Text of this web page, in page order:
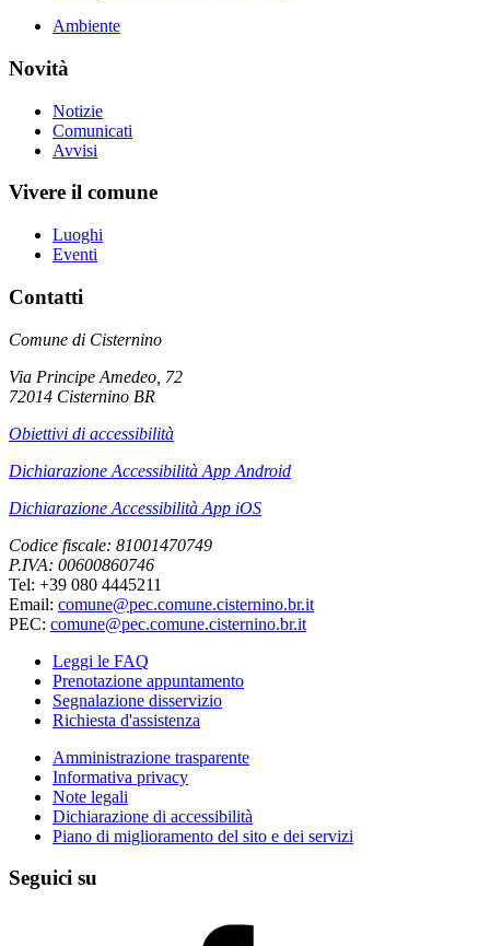
Ambiente
Novità
Notizie
Comunicati
Avvisi
Vivere il comune
Luoghi
Eventi
Contatti
Comune di Cisternino
Via Principe Amedeo, 72
72014 Cisternino BR
Obiettivi di accessibilità
Dichiarazione Accessibilità App Android
Dichiarazione Accessibilità App iOS
Codice fiscale: 81001470749
P.IVA: 00600860746
Tel: +39 080 4445211
Email: comune@pec.comune.cisternino.br.it
PEC: comune@pec.comune.cisternino.br.it
Leggi le FAQ
Prenotazione appuntamento
Segnalazione disservizio
Richiesta d'assistenza
Amministrazione trasparente
Informativa privacy
Note legali
Dichiarazione di accessibilità
Piano di miglioramento del sito e dei servizi
Seguici su